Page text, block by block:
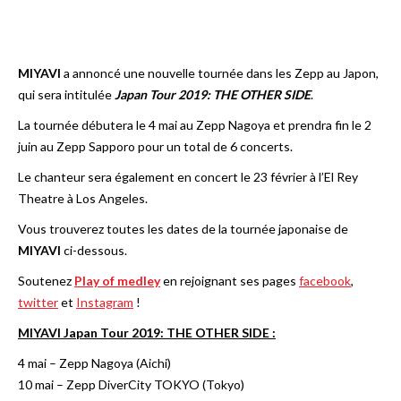
MIYAVI a annoncé une nouvelle tournée dans les Zepp au Japon,
qui sera intituléeJapan Tour 2019: THE OTHER SIDE.
La tournée débutera le 4 mai au Zepp Nagoya et prendra fin le 2
juin au Zepp Sapporo pour un total de 6 concerts.
Le chanteur sera également en concert le 23 février à l’El Rey
Theatre à Los Angeles.
Vous trouverez toutes les dates de la tournée japonaise de
MIYAVI ci-dessous.
Soutenez Play of medleyen rejoignant ses pages facebook,
twitteret Instagram !
MIYAVI Japan Tour 2019: THE OTHER SIDE :
4 mai – Zepp Nagoya (Aichi)
10 mai – Zepp DiverCity TOKYO (Tokyo)